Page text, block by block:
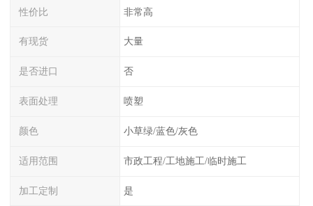
性价比 非常高
有现货 大量
是否进口 否
表面处理 喷塑
颜色 小草绿/蓝色/灰色
适用范围 市政工程/工地施工/临时施工
加工定制 是